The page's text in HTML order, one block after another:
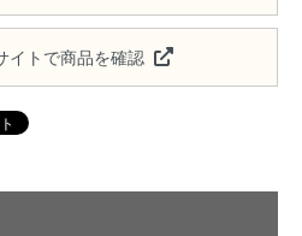
イトで商品を確認